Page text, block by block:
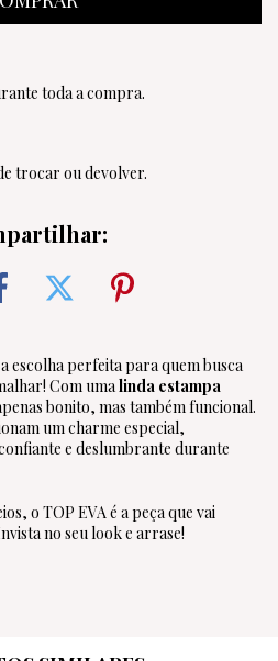
toda a compra.
trocar ou devolver.
escolha perfeita para quem busca
Com uma linda estampa
bonito, mas também funcional.
um charme especial,
e deslumbrante durante
o TOP EVA é a peça que vai
no seu look e arrase!